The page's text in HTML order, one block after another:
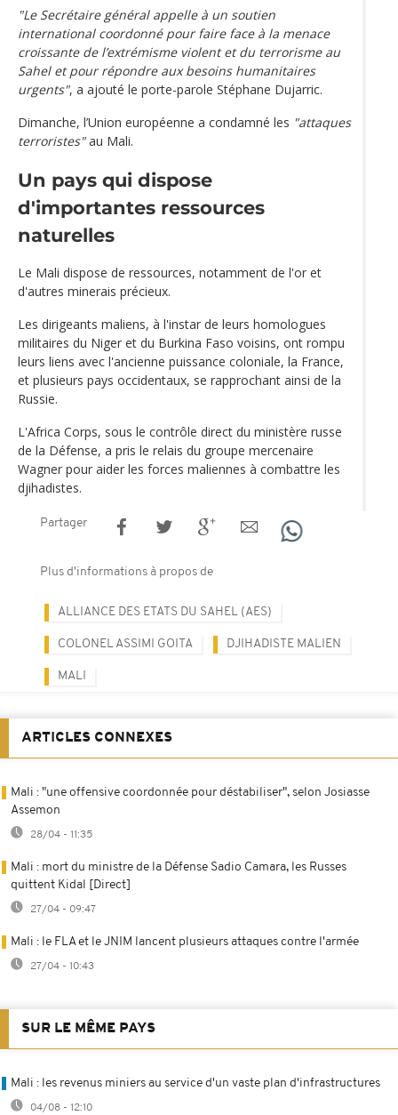
"Le Secrétaire général appelle à un soutien
international coordonné pour faire face à la menace
croissante de l’extrémisme violent et du terrorisme au
Sahel et pour répondre aux besoins humanitaires
urgents", a ajouté le porte-parole Stéphane Dujarric.
Dimanche, l’Union européenne a condamné les "attaques
terroristes"au Mali.
Un pays qui dispose
d'importantes ressources
naturelles
Le Mali dispose de ressources, notamment de l'or et
d'autres minerais précieux.
Les dirigeants maliens, à l'instar de leurs homologues
militaires du Niger et du Burkina Faso voisins, ont rompu
leurs liens avec l'ancienne puissance coloniale, la France,
et plusieurs pays occidentaux, se rapprochant ainsi de la
Russie.
L'Africa Corps, sous le contrôle direct du ministère russe
de la Défense, a pris le relais du groupe mercenaire
Wagner pour aider les forces maliennes à combattre les
djihadistes.
Partager
Plus d'informations à propos de
ALLIANCE DES ETATS DU SAHEL (AES)
COLONEL ASSIMI GOITA DJIHADISTE MALIEN
MALI
ARTICLES CONNEXES
Mali : "une offensive coordonnée pour déstabiliser", selon Josiasse
Assemon
28/04 - 11:35
Mali : mort du ministre de la Défense Sadio Camara, les Russes
quittent Kidal [Direct]
27/04 - 09:47
Mali : le FLA et le JNIM lancent plusieurs attaques contre l'armée
27/04 - 10:43
SUR LE MÊME PAYS
Mali : les revenus miniers au service d'un vaste plan d'infrastructures
04/08 - 12:10